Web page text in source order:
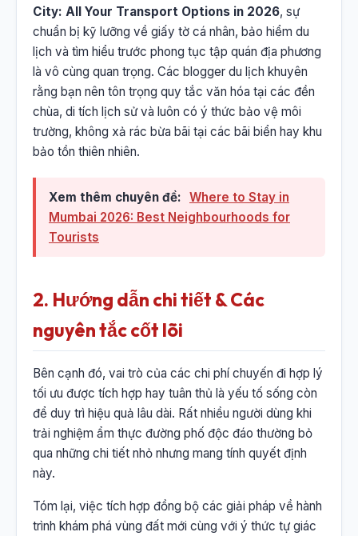
City: All Your Transport Options in 2026, sự
chuẩn bị kỹ lưỡng về giấy tờ cá nhân, bảo hiểm du
lịch và tìm hiểu trước phong tục tập quán địa phương
là vô cùng quan trọng. Các blogger du lịch khuyên
rằng bạn nên tôn trọng quy tắc văn hóa tại các đền
chùa, di tích lịch sử và luôn có ý thức bảo vệ môi
trường, không xả rác bừa bãi tại các bãi biển hay khu
bảo tồn thiên nhiên.
Xem thêm chuyên đề: Where to Stay in
Mumbai 2026: Best Neighbourhoods for
Tourists
2. Hướng dẫn chi tiết & Các
nguyên tắc cốt lõi
Bên cạnh đó, vai trò của các chi phí chuyến đi hợp lý
tối ưu được tích hợp hay tuân thủ là yếu tố sống còn
để duy trì hiệu quả lâu dài. Rất nhiều người dùng khi
trải nghiệm ẩm thực đường phố độc đáo thường bỏ
qua những chi tiết nhỏ nhưng mang tính quyết định
này.
Tóm lại, việc tích hợp đồng bộ các giải pháp về hành
trình khám phá vùng đất mới cùng với ý thức tự giác